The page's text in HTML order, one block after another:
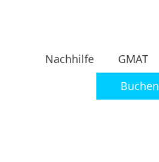
Nachhilfe GMAT
Buchen